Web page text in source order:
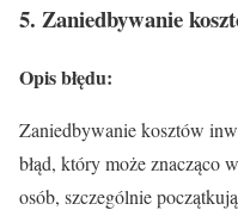
5. Zaniedbywanie
Opis błędu:
Zaniedbywanie kosztów
błąd, który może znacząco
osób, szczególnie